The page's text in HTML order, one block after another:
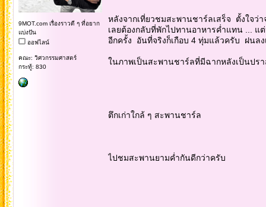
9MOT.com เรื่องราวดี ๆ ที่อยาก
แบ่งปัน
ออฟไลน์
คณะ: วิศวกรรมศาสตร์
กระทู้: 830
หลังจากเที่ยวชมสะพานชาร์ลเสร็จ ตั้งใจว่
เลยต้องกลับที่พักไปทานอาหารค่ำแทน ... แ
อีกครั้ง อันที่จริงก็เกือบ 4 ทุ่มแล้วครับ ฝน
ในภาพเป็นสะพานชาร์ลที่มีฉากหลังเป็นปร
ตึกเก่าใกล้ ๆ สะพานชาร์ล
ไปชมสะพานยามค่ำกันดีกว่าครับ